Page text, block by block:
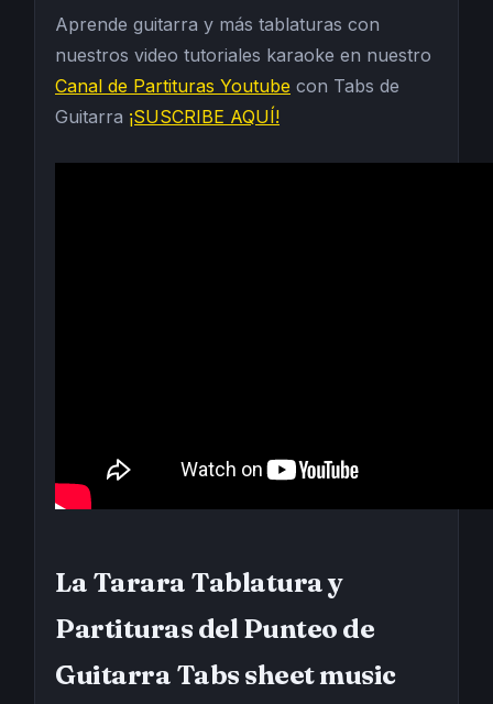
Aprende guitarra y más tablaturas con
nuestros video tutoriales karaoke en nuestro
Canal de Partituras Youtube con Tabs de
Guitarra ¡SUSCRIBE AQUÍ!
La Tarara Tablatura y
Partituras del Punteo de
Guitarra Tabs sheet music